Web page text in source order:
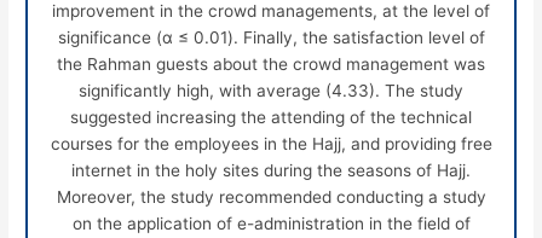
improvement in the crowd managements, at the level of
significance (α ≤ 0.01). Finally, the satisfaction level of
the Rahman guests about the crowd management was
significantly high, with average (4.33). The study
suggested increasing the attending of the technical
courses for the employees in the Hajj, and providing free
internet in the holy sites during the seasons of Hajj.
Moreover, the study recommended conducting a study
on the application of e-administration in the field of